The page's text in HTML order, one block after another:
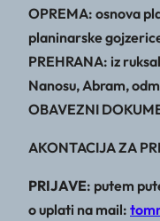
OPREMA: osnova
planinarske
PREHRANA: iz
Nanosu, Abram,
OBAVEZNI
AKONTACIJA ZA
PRIJAVE: putem
o uplati na mail: